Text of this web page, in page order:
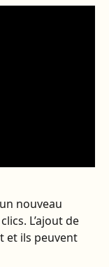
nouveau
L’ajout de
et ils peuvent